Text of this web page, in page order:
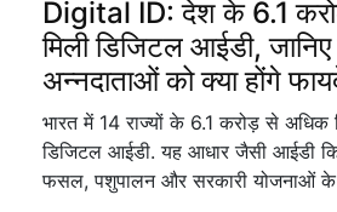
Digital ID: देश के 6.1
मिली डिजिटल आईडी,
अन्नदाताओं को क्या होंगे
भारत में 14 राज्यों के 6.1 करोड़ से अधिक
डिजिटल आईडी. यह आधार जैसी आईडी
फसल, पशुपालन और सरकारी योजनाओं